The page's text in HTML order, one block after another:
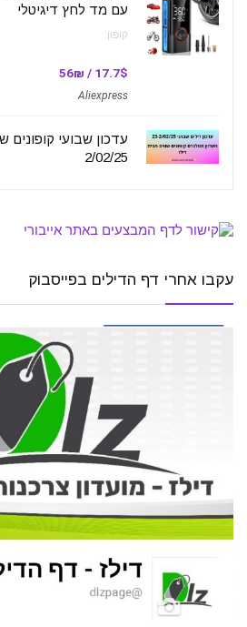
עם מד לחץ דיגיטלי
קופון:
17.7$ / 56₪
Aliexpress
2/02/25
עקבו אחרי דף הדילים בפייסבוק